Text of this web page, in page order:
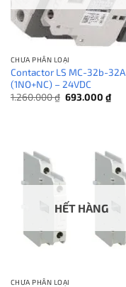
CHƯA PHÂN LOẠI
Contactor LS MC-32b-32A
(1NO+NC) – 24VDC
1.260.000₫ Giá
gốc
693.000 ₫Giá
hiện
HẾT HÀNG
CHƯA PHÂN LOẠI